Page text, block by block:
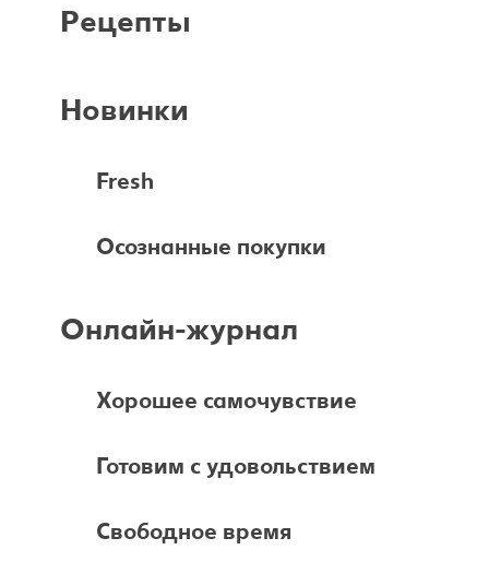
Pецепты
Новинки
Fresh
Осознанные покупки
Онлайн-журнал
Хорошее самочувствие
Готовим с удовольствием
Свободное время